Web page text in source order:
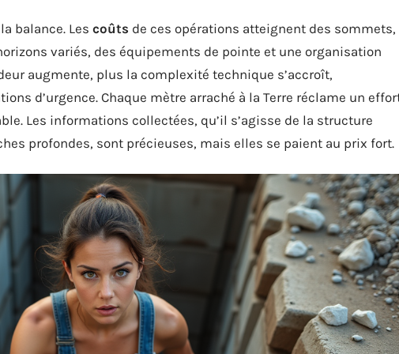
balance. Les coûts de ces opérations atteignent des sommets,
variés, des équipements de pointe et une organisation
augmente, plus la complexité technique s’accroît,
d’urgence. Chaque mètre arraché à la Terre réclame un
Les informations collectées, qu’il s’agisse de la structure
profondes, sont précieuses, mais elles se paient au prix fort.